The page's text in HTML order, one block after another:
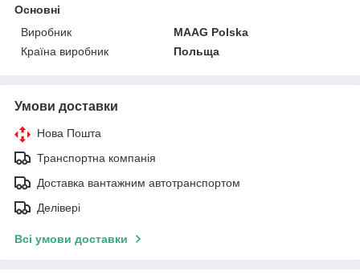
Основні
Виробник
MAAG Polska
Країна виробник
Польща
Умови доставки
Нова Пошта
Транспортна компанія
Доставка вантажним автотранспортом
Делівері
Всі умови доставки